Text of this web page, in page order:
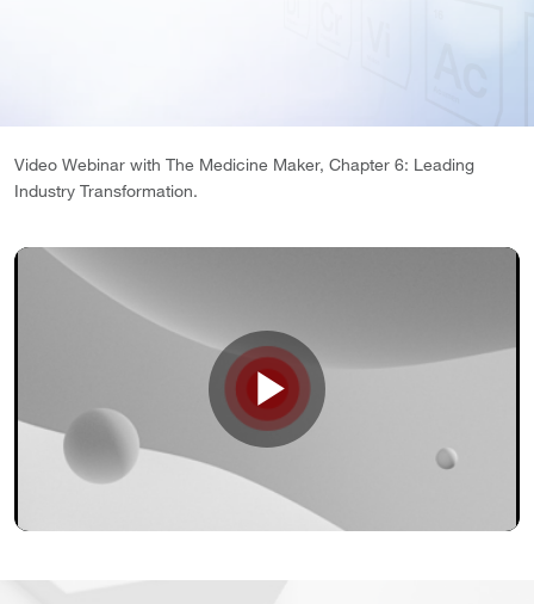
Video Webinar with The Medicine Maker, Chapter 6: Leading
Industry Transformation.
Play
Video